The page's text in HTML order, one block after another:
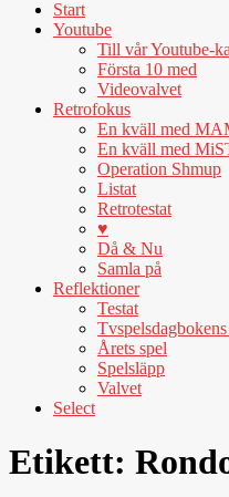
Start
Youtube
Till vår Youtube-
Första 10 med
Videovalvet
Retrofokus
En kväll med
En kväll med
Operation Shmup
Listat
Retrotestat
♥
Då & Nu
Samla på
Reflektioner
Testat
Årets spel
Spelsläpp
Valvet
Select
Etikett: